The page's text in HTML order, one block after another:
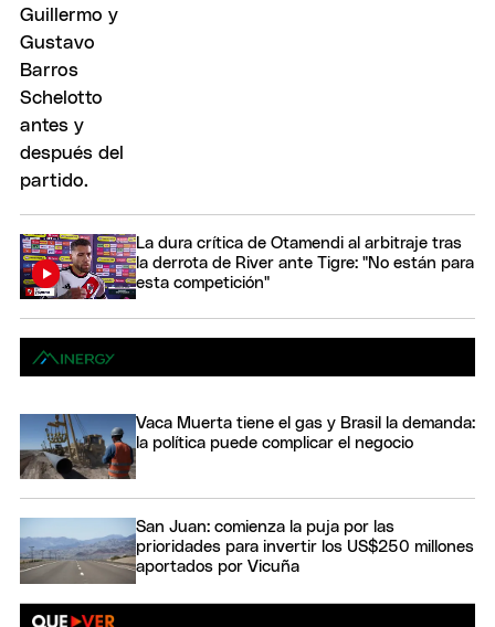
La dura crítica de Otamendi al arbitraje tras
la derrota de River ante Tigre: "No están para
esta competición"
Vaca Muerta tiene el gas y Brasil la demanda:
la política puede complicar el negocio
San Juan: comienza la puja por las
prioridades para invertir los US$250 millones
aportados por Vicuña